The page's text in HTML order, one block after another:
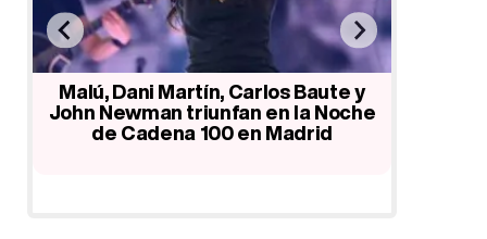
Malú, Dani Martín, Carlos Baute y
John Newman triunfan en la Noche
de Cadena 100 en Madrid